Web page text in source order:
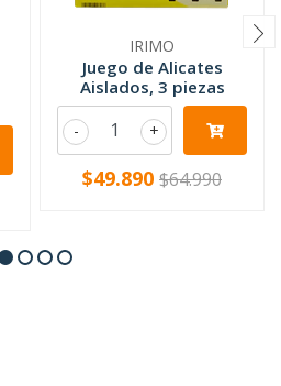
IRIMO
Juego de Alicates
Aislados, 3 piezas
+
-
$49.890 $64.990